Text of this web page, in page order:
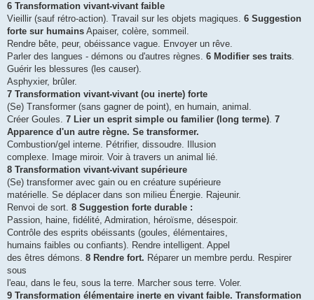
6 Transformation vivant-vivant faible
Vieillir (sauf rétro-action). Travail sur les objets magiques. 6 Suggestion
forte sur humains Apaiser, colère, sommeil.
Rendre bête, peur, obéissance vague. Envoyer un rêve.
Parler des langues - démons ou d'autres règnes. 6 Modifier ses traits.
Guérir les blessures (les causer).
Asphyxier, brûler.
7 Transformation vivant-vivant (ou inerte) forte
(Se) Transformer (sans gagner de point), en humain, animal.
Créer Goules. 7 Lier un esprit simple ou familier (long terme). 7
Apparence d'un autre règne. Se transformer.
Combustion/gel interne. Pétrifier, dissoudre. Illusion
complexe. Image miroir. Voir à travers un animal lié.
8 Transformation vivant-vivant supérieure
(Se) transformer avec gain ou en créature supérieure
matérielle. Se déplacer dans son milieu Énergie. Rajeunir.
Renvoi de sort. 8 Suggestion forte durable :
Passion, haine, fidélité, Admiration, héroïsme, désespoir.
Contrôle des esprits obéissants (goules, élémentaires,
humains faibles ou confiants). Rendre intelligent. Appel
des êtres démons. 8 Rendre fort. Réparer un membre perdu. Respirer
sous
l'eau, dans le feu, sous la terre. Marcher sous terre. Voler.
9 Transformation élémentaire inerte en vivant faible. Transformation